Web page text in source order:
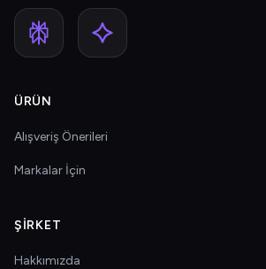
ÜRÜN
Alışveriş Önerileri
Markalar İçin
ŞIRKET
Hakkımızda